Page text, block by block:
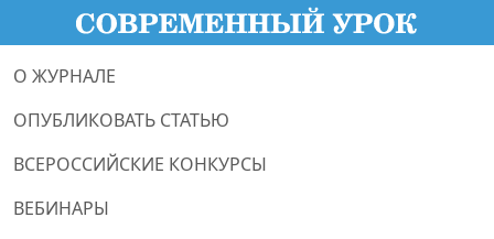
О ЖУРНАЛЕ
ОПУБЛИКОВАТЬ СТАТЬЮ
ВСЕРОССИЙСКИЕ КОНКУРСЫ
ВЕБИНАРЫ